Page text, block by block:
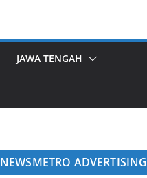
JAWA TENGAH
NEWSMETRO ADVERTISING